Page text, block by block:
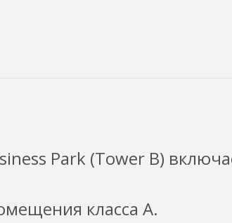
Park (Tower B)
класса А.